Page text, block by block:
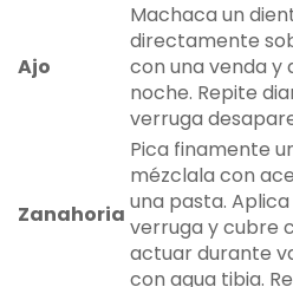
Ajo
Machaca un
directamente
con una venda y
noche. Repite
verruga
Zanahoria
Pica finamente
mézclala con
una pasta.
verruga y cubre
actuar durante
con agua tibia.